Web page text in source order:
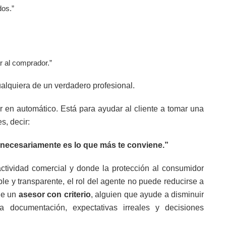
al comprador.”
de un verdadero profesional.
automático. Está para ayudar al cliente a tomar una
decir:
es lo que más te conviene.”
comercial y donde la protección al consumidor
y transparente, el rol del agente no puede reducirse a
un asesor con criterio, alguien que ayude a disminuir
documentación, expectativas irreales y decisiones